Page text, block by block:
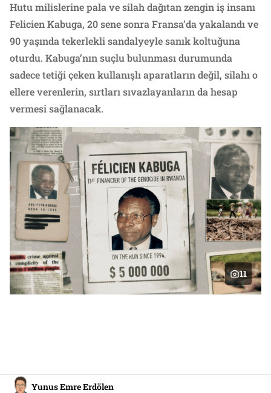
Hutu milislerine pala ve silah dağıtan zengin iş insanı
Felicien Kabuga, 20 sene sonra Fransa’da yakalandı ve
90 yaşında tekerlekli sandalyeyle sanık koltuğuna
oturdu. Kabuga’nın suçlu bulunması durumunda
sadece tetiği çeken kullanışlı aparatların değil, silahı o
ellere verenlerin, sırtları sıvazlayanların da hesap
vermesi sağlanacak.
11
Yunus Emre Erdölen